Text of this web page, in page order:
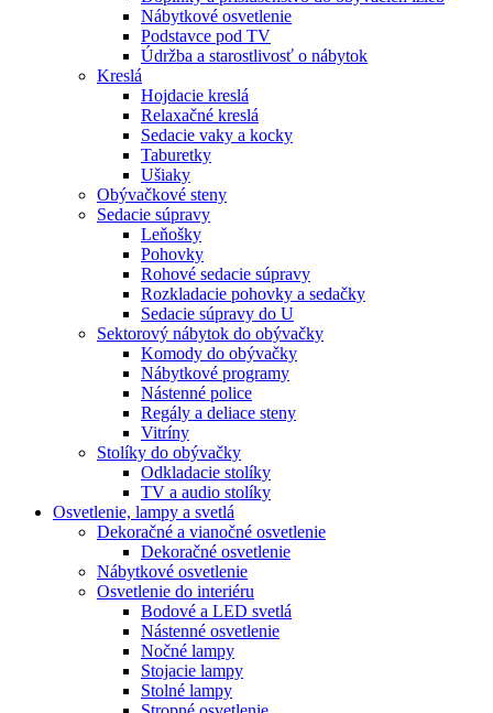
Nábytkové osvetlenie
Podstavce pod TV
Údržba a starostlivosť o nábytok
Kreslá
Hojdacie kreslá
Relaxačné kreslá
Sedacie vaky a kocky
Taburetky
Ušiaky
Obývačkové steny
Sedacie súpravy
Leňošky
Pohovky
Rohové sedacie súpravy
Rozkladacie pohovky a sedačky
Sedacie súpravy do U
Sektorový nábytok do obývačky
Komody do obývačky
Nábytkové programy
Nástenné police
Regály a deliace steny
Vitríny
Stolíky do obývačky
Odkladacie stolíky
TV a audio stolíky
Osvetlenie, lampy a svetlá
Dekoračné a vianočné osvetlenie
Dekoračné osvetlenie
Nábytkové osvetlenie
Osvetlenie do interiéru
Bodové a LED svetlá
Nástenné osvetlenie
Nočné lampy
Stojacie lampy
Stolné lampy